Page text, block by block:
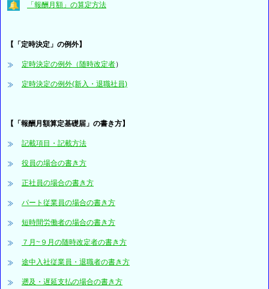
「報酬月額」の算定方法
【「 定時決定」の例外】
定時決定の例外（随時改定者）
定時決定の例外(新入・退職社員)
【「報酬月額算定基礎届」の書き方】
記載項目・記載方法
役員の場合の書き方
正社員の場合の書き方
パート従業員の場合の書き方
短時間労働者の場合の書き方
７月~９月の随時改定者の書き方
途中入社従業員・退職者の書き方
遡及・遅延支払の場合の書き方